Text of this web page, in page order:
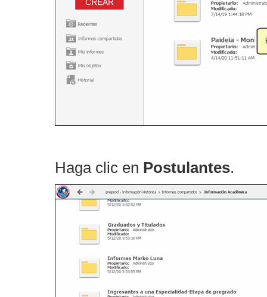
Haga clic en Postulantes.